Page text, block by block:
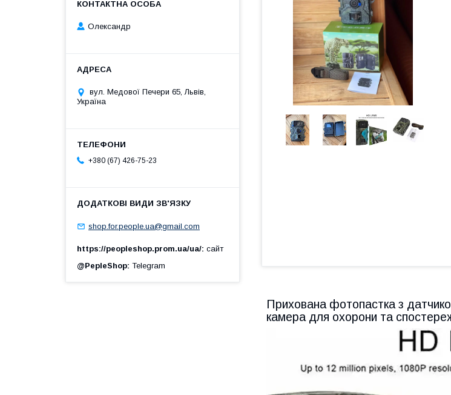
Прихована фотопастка з
камера для охорони та
Олександр
вул. Медової Печери 65, Львів,
Україна
+380 (67) 426-75-23
shop.for.people.ua@gmail.com
https://peopleshop.prom.ua/ua/ сайт
@PepleShop Telegram